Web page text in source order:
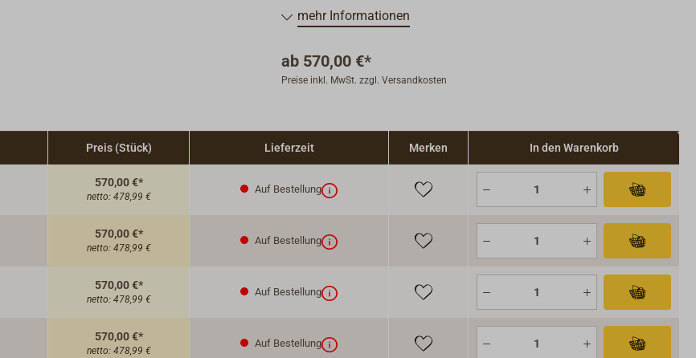
mehr Informationen
ab 570,00 €*
Preise inkl. MwSt. zzgl. Versandkosten
Preis (Stück) Lieferzeit Merken In den Warenkorb
570,00 €*
netto: 478,99 €
Auf Bestellung
570,00 €*
netto: 478,99 €
Auf Bestellung
570,00 €*
netto: 478,99 €
Auf Bestellung
570,00 €*
netto: 478,99 €
Auf Bestellung